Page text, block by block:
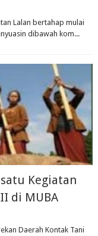
Lalan bertahap mulai
dibawah kom...
Kegiatan
di MUBA
Daerah Kontak Tani